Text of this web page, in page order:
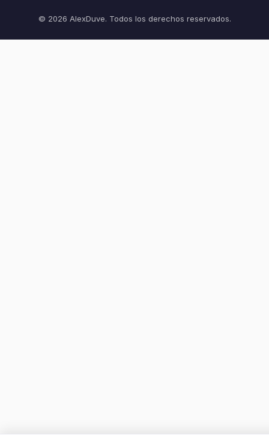
© 2026 AlexDuve. Todos los derechos reservados.